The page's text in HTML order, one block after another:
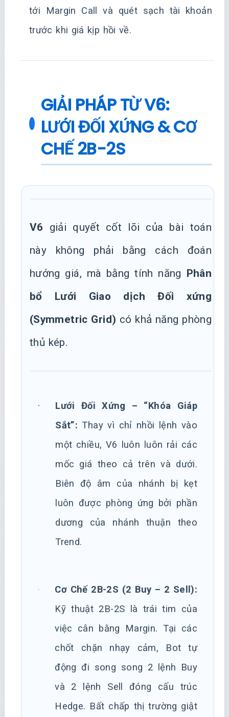
tới Margin Call và quét sạch tài khoản
trước khi giá kịp hồi về.
GIẢI PHÁP TỪ V6:
LƯỚI ĐỐI XỨNG & CƠ
CHẾ 2B-2S
V6 giải quyết cốt lõi của bài toán
này không phải bằng cách đoán
hướng giá, mà bằng tính năng
Phân
bổ Lưới Giao dịch Đối xứng
(Symmetric Grid) có khả năng phòng
thủ kép.
Lưới Đối Xứng – “Khóa Giáp
Sắt”: Thay vì chỉ nhồi lệnh vào
một chiều, V6 luôn luôn rải các
mốc giá theo cả trên và dưới.
Biên độ âm của nhánh bị kẹt
luôn được phòng ứng bởi phần
dương của nhánh thuận theo
Trend.
Cơ Chế 2B-2S (2 Buy – 2 Sell):
Kỹ thuật 2B-2S là trái tim của
việc cân bằng Margin. Tại các
chốt chặn nhạy cảm, Bot tự
động đi song song 2 lệnh Buy
và 2 lệnh Sell đóng cấu trúc
Hedge. Bất chấp thị trường giật